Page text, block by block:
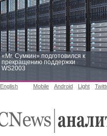
«Mr. Сумкин» подготовился к
прекращению поддержки
WS2003
English Mobile Android Light